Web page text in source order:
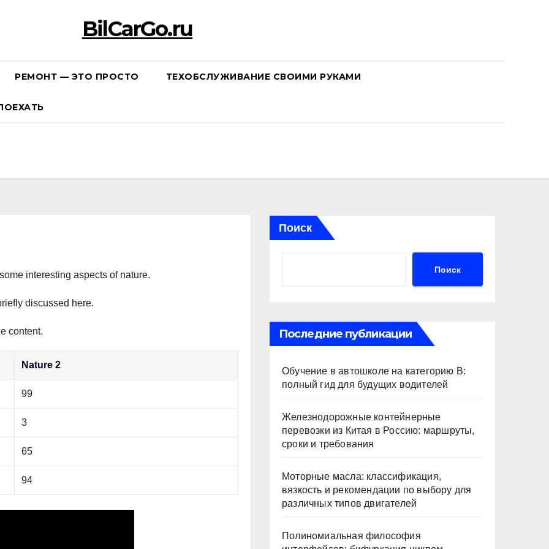
BilCarGo.ru
РЕМОНТ — ЭТО ПРОСТО ТЕХОБСЛУЖИВАНИЕ СВОИМИ РУКАМИ
interesting aspects of nature.
discussed here.
content.
Nature 2
99
3
65
94
Поиск
Поиск
Последние публикации
Обучение в автошколе на категорию В:
полный гид для будущих водителей
Железнодорожные контейнерные
перевозки из Китая в Россию: маршруты,
сроки и требования
Моторные масла: классификация,
вязкость и рекомендации по выбору для
различных типов двигателей
Полиномиальная философия